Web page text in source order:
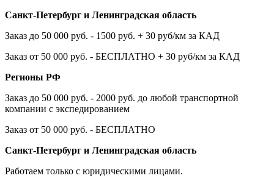
Санкт-Петербург и Ленинградская область
Заказ до 50 000 руб. - 1500 руб. + 30 руб/км за КАД
Заказ от 50 000 руб. - БЕСПЛАТНО + 30 руб/км за КАД
Регионы РФ
Заказ до 50 000 руб. - 2000 руб. до любой транспортной
компании с экспедированием
Заказ от 50 000 руб. - БЕСПЛАТНО
Санкт-Петербург и Ленинградская область
Работаем только с юридическими лицами.